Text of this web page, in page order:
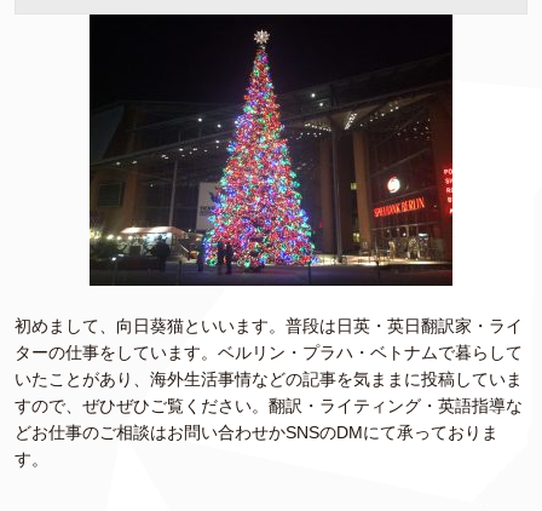
初めまして、向日葵猫といいます。普段は日英・英日翻訳家・ライ
ターの仕事をしています。ベルリン・プラハ・ベトナムで暮らして
いたことがあり、海外生活事情などの記事を気ままに投稿していま
すので、ぜひぜひご覧ください。翻訳・ライティング・英語指導な
どお仕事のご相談はお問い合わせかSNSのDMにて承っておりま
す。